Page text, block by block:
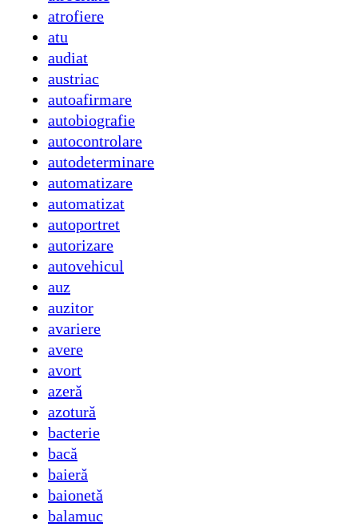
atrofiere
atu
audiat
austriac
autoafirmare
autobiografie
autocontrolare
autodeterminare
automatizare
automatizat
autoportret
autorizare
autovehicul
auz
auzitor
avariere
avere
avort
azeră
azotură
bacterie
bacă
baieră
baionetă
balamuc